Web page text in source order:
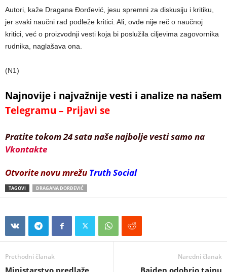
Autori, kaže Dragana Đorđević, jesu spremni za diskusiju i kritiku,
jer svaki naučni rad podleže kritici. Ali, ovde nije reč o naučnoj
kritici, već o proizvodnji vesti koja bi poslužila ciljevima zagovornika
rudnika, naglašava ona.
(N1)
Najnovije i najvažnije vesti i analize na našem
Telegramu – Prijavi se
Pratite tokom 24 sata naše najbolje vesti samo na
Vkontakte
Otvorite novu mrežu Truth Social
TAGOVI DRAGANA ĐORĐEVIĆ
Prethodni članak Naredni članak